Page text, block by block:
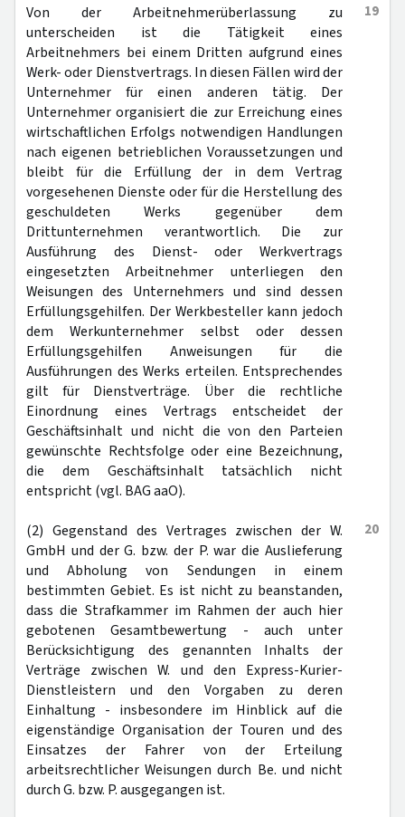
19
Von der Arbeitnehmerüberlassung zu
unterscheiden ist die Tätigkeit eines
Arbeitnehmers bei einem Dritten aufgrund eines
Werk- oder Dienstvertrags. In diesen Fällen wird der
Unternehmer für einen anderen tätig. Der
Unternehmer organisiert die zur Erreichung eines
wirtschaftlichen Erfolgs notwendigen Handlungen
nach eigenen betrieblichen Voraussetzungen und
bleibt für die Erfüllung der in dem Vertrag
vorgesehenen Dienste oder für die Herstellung des
geschuldeten Werks gegenüber dem
Drittunternehmen verantwortlich. Die zur
Ausführung des Dienst- oder Werkvertrags
eingesetzten Arbeitnehmer unterliegen den
Weisungen des Unternehmers und sind dessen
Erfüllungsgehilfen. Der Werkbesteller kann jedoch
dem Werkunternehmer selbst oder dessen
Erfüllungsgehilfen Anweisungen für die
Ausführungen des Werks erteilen. Entsprechendes
gilt für Dienstverträge. Über die rechtliche
Einordnung eines Vertrags entscheidet der
Geschäftsinhalt und nicht die von den Parteien
gewünschte Rechtsfolge oder eine Bezeichnung,
die dem Geschäftsinhalt tatsächlich nicht
entspricht (vgl. BAG aaO).
20
(2) Gegenstand des Vertrages zwischen der W.
GmbH und der G. bzw. der P. war die Auslieferung
und Abholung von Sendungen in einem
bestimmten Gebiet. Es ist nicht zu beanstanden,
dass die Strafkammer im Rahmen der auch hier
gebotenen Gesamtbewertung - auch unter
Berücksichtigung des genannten Inhalts der
Verträge zwischen W. und den Express-Kurier-
Dienstleistern und den Vorgaben zu deren
Einhaltung - insbesondere im Hinblick auf die
eigenständige Organisation der Touren und des
Einsatzes der Fahrer von der Erteilung
arbeitsrechtlicher Weisungen durch Be. und nicht
durch G. bzw. P. ausgegangen ist.